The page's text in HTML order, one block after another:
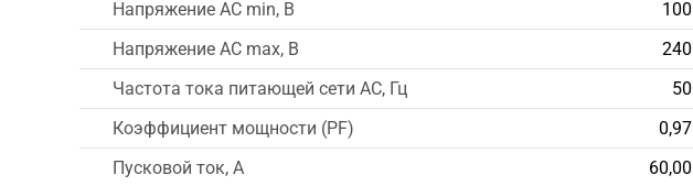
Напряжение AC min, В
100
Напряжение AC max, В
240
Частота тока питающей сети AC, Гц
50
Коэффициент мощности (PF)
0,97
Пусковой ток, А
60,00